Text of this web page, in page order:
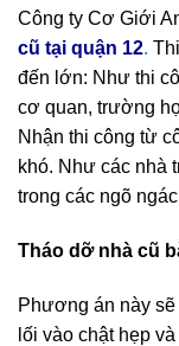
Công ty Cơ Giới
cũ tại quận 12.
đến lớn: Như thi
cơ quan, trường
Nhận thi công từ
khó. Như các nhà
trong các ngõ
Tháo dỡ nhà cũ
Phương án này
lối vào chật hẹp